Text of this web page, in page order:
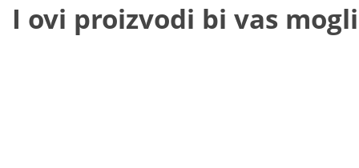
I ovi proizvodi bi vas